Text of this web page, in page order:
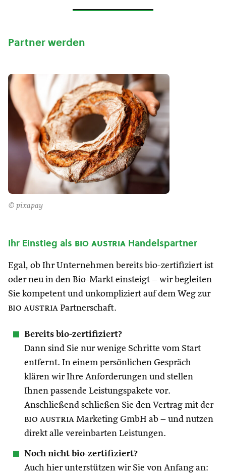
Partner werden
© pixapay
Ihr Einstieg als bio austria Handelspartner
Egal, ob Ihr Unternehmen bereits bio-zertifiziert ist
oder neu in den Bio-Markt einsteigt – wir begleiten
Sie kompetent und unkompliziert auf dem Weg zur
bio austria Partnerschaft.
Bereits bio-zertifiziert?
Dann sind Sie nur wenige Schritte vom Start
entfernt. In einem persönlichen Gespräch
klären wir Ihre Anforderungen und stellen
Ihnen passende Leistungspakete vor.
Anschließend schließen Sie den Vertrag mit der
bio austria Marketing GmbH ab – und nutzen
direkt alle vereinbarten Leistungen.
Noch nicht bio-zertifiziert?
Auch hier unterstützen wir Sie von Anfang an: